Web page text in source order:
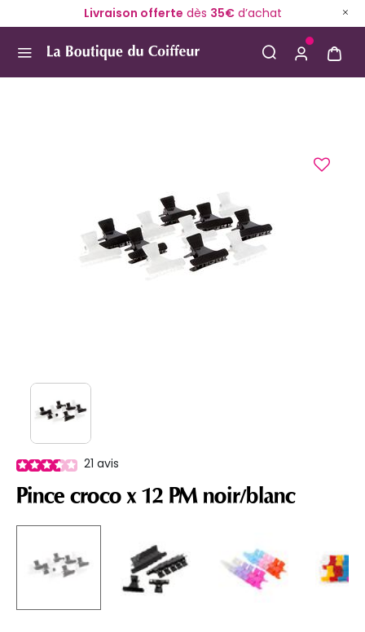
Livraison offerte dès 35€d’achat
21 avis
Pince croco x 12 PM noir/blanc
selected